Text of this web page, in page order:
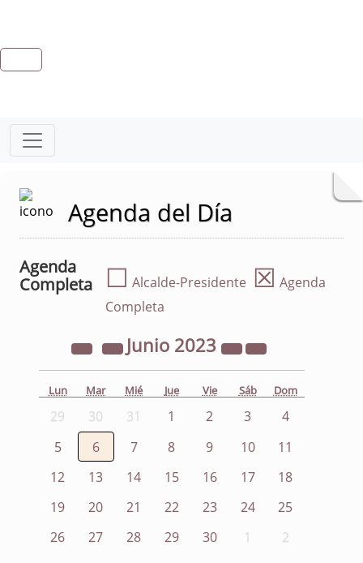
Agenda del Día
Agenda
Completa
☐ Alcalde-Presidente ☒ Agenda
Completa
Junio 2023
Lun Mar Mié Jue Vie Sáb Dom
29 30 31 1 2 3
4
5
6 7 8 9 10
11
12
13 14 15 16 17
18
19
20 21 22 23 24
25
26
27 28 29 30 1 2